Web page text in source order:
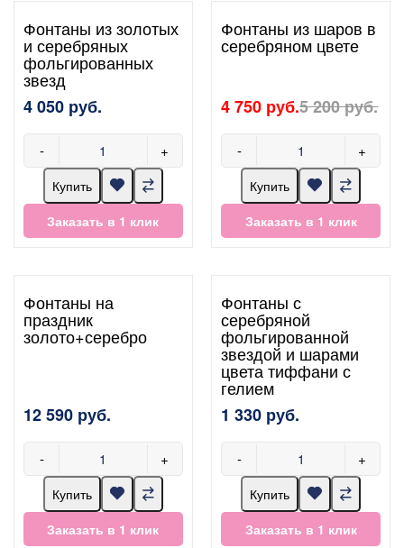
Фонтаны из золотых
и серебряных
фольгированных
звезд
4 050 руб.
- +
Купить
Заказать в 1 клик
Фонтаны из шаров в
серебряном цвете
4 750 руб.5 200 руб.
- +
Купить
Заказать в 1 клик
Фонтаны на
праздник
золото+серебро
12 590 руб.
- +
Купить
Заказать в 1 клик
Фонтаны с
серебряной
фольгированной
звездой и шарами
цвета тиффани с
гелием
1 330 руб.
- +
Купить
Заказать в 1 клик